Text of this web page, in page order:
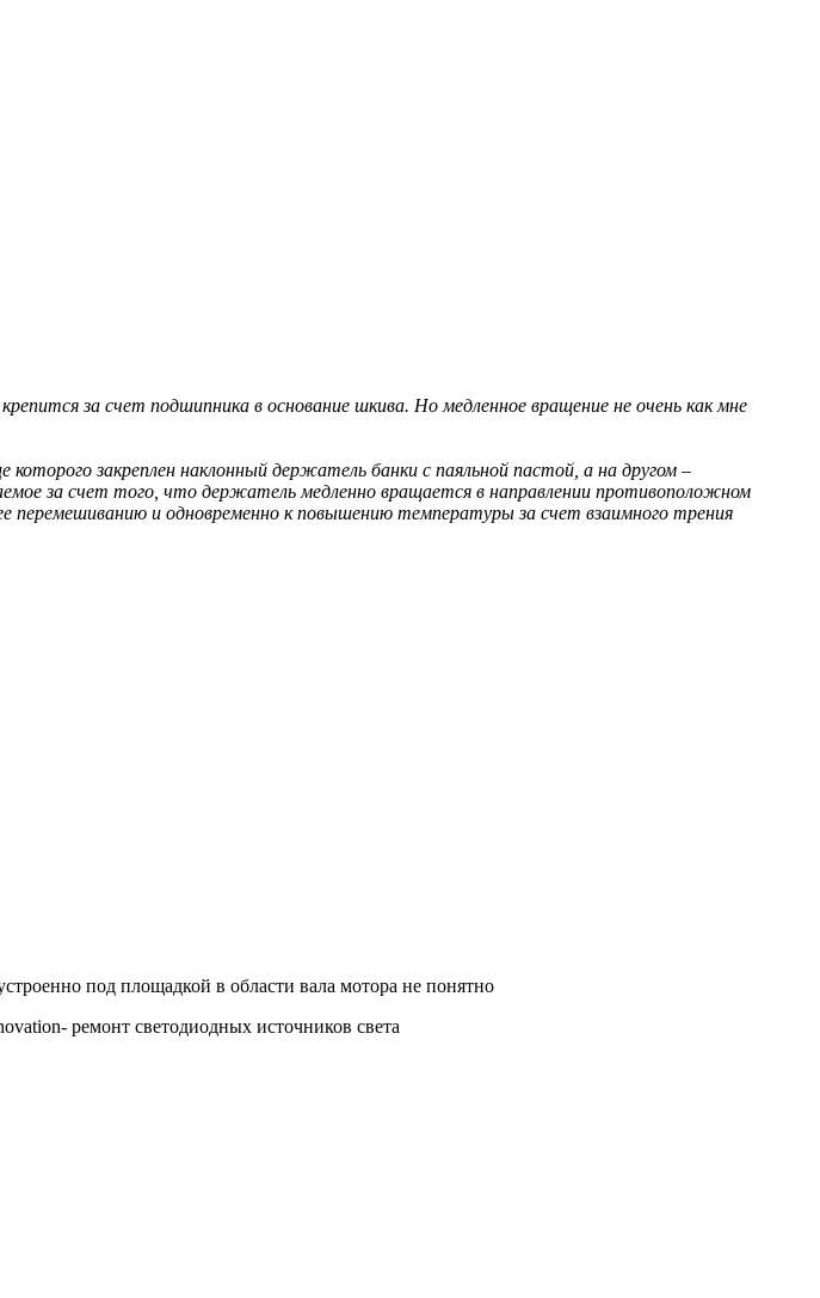
за счет подшипника в основание шкива. Но медленное вращение не очень как мне
закреплен наклонный держатель банки с паяльной пастой, а на другом –
за счет того, что держатель медленно вращается в направлении противоположном
и одновременно к повышению температуры за счет взаимного трения
под площадкой в области вала мотора не понятно
ремонт светодиодных источников света